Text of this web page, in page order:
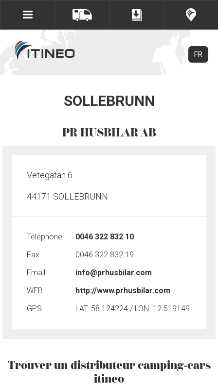
FR
SOLLEBRUNN
PR HUSBILAR AB
Vetegatan 6
44171 SOLLEBRUNN
Téléphone
0046 322 832 10
Fax
0046 322 832 19
Email
info@prhusbilar.com
WEB
http://www.prhusbilar.com
GPS
LAT. 58.124224 / LON. 12.519149
Trouver un distributeur camping-cars
itineo